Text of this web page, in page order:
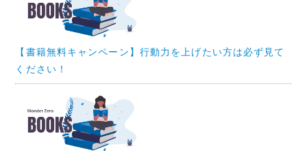
【書籍無料キャンペーン】行動力を上げたい方は必ず見て
ください！